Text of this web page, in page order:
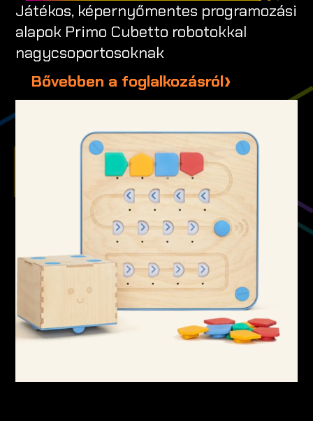
Játékos, képernyőmentes programozási
alapok Primo Cubetto robotokkal
nagycsoportosoknak
Bővebben a foglalkozásról